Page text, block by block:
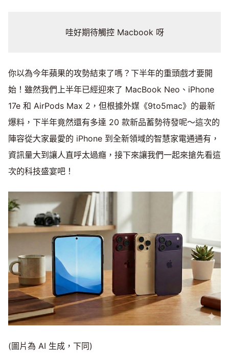
哇好期待觸控 Macbook 呀
你以為今年蘋果的攻勢結束了嗎？下半年的重頭戲才要開
始！雖然我們上半年已經迎來了 MacBook Neo、iPhone
17e 和 AirPods Max 2，但根據外媒《9to5mac》的最新
爆料，下半年竟然還有多達 20 款新品蓄勢待發呢～這次的
陣容從大家最愛的 iPhone 到全新領域的智慧家電通通有，
資訊量大到讓人直呼太過癮，接下來讓我們一起來搶先看這
次的科技盛宴吧！
(圖片為 AI 生成，下同)